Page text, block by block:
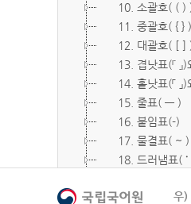
10. 소괄호( ( )
11. 중괄호( { } )
12. 대괄호( [ ]
13. 겹낫표(『
14. 홑낫표(「
15. 줄표( ― )
16. 붙임표(-)
17. 물결표( ~ )
18. 드러냄표(
20. 빠짐표( □
우)